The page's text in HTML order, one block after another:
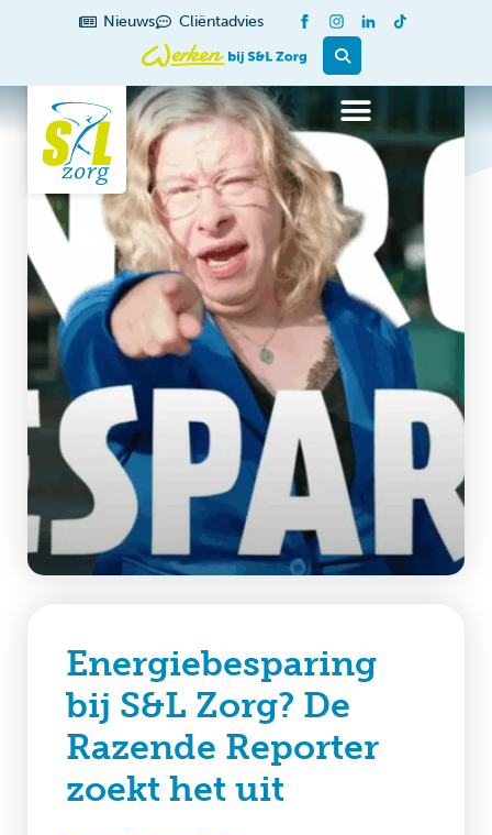
Nieuws Cliëntadvies
Energiebesparing
bij S&L Zorg? De
Razende Reporter
zoekt het uit